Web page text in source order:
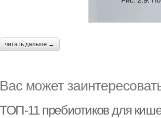
читать дальше →
Вас может
ТОП-11 пребиотиков для